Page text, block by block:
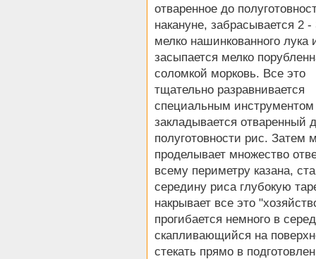
отваренное до
накануне, забрасывается 2 -
мелко нашинкованного лука
засыпается мелко
соломкой морковь. Все это
тщательно разравнивается
специальным инструментом
закладывается отваренный
полуготовности рис. Затем
проделывает множество
всему периметру казана,
середину риса глубокую
накрывает все это
прогибается немного в
скапливающийся на
стекать прямо в